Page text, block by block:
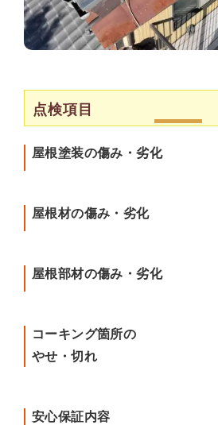
点検項目
屋根塗装の傷み・劣化
屋根材の傷み・劣化
屋根部材の傷み・劣化
コーキング箇所の
やせ・切れ
安心保証内容